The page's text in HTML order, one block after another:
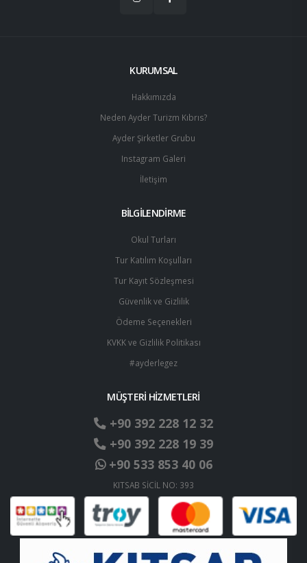
KURUMSAL
Hakkımızda
Neden Ayder Turizm Kıbrıs?
Ayder Şirketler Grubu
Instagram Galeri
İletişim
BİLGİLENDİRME
Okul Turları
Tur Katılım Koşulları
Tur Kayıt Sözleşmesi
Güvenlik ve Gizlilik
Ödeme Seçenekleri
KVKK ve Gizlilik Politikası
#ayderlegez
MÜŞTERİ HİZMETLERİ
+90 392 228 12 32
+90 392 228 19 39
+90 533 853 40 06
KITSAB SİCİL NO: 393